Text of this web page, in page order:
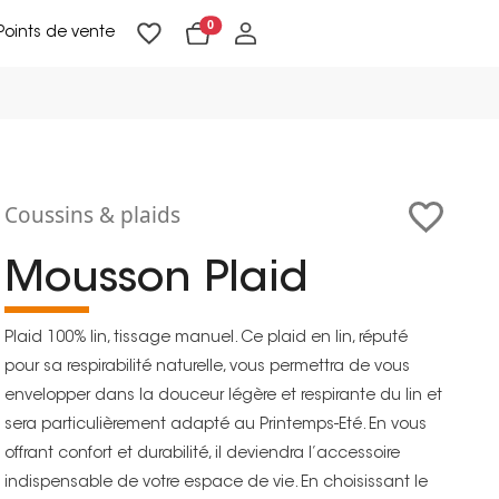
de vente 0
Coussins & plaids
Mousson Plaid
Plaid 100% lin, tissage manuel. Ce plaid en lin, réputé
pour sa respirabilité naturelle, vous permettra de vous
envelopper dans la douceur légère et respirante du lin et
sera particulièrement adapté au Printemps-Eté. En vous
offrant confort et durabilité, il deviendra l’accessoire
indispensable de votre espace de vie. En choisissant le